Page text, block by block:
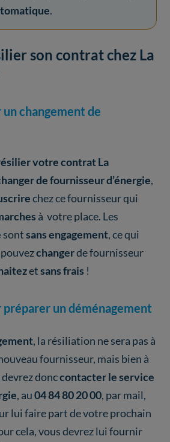
.
son contrat chez La
changement de
votre contrat La
de fournisseur d’énergie,
chez ce fournisseur qui
à votre place. Les
sontsans engagement, ce qui
changerde fournisseur
etsans frais !
préparer un déménagement
, la résiliation ne sera pas à
fournisseur, mais bien à
devrez donccontacter le service
, au04 84 80 20 00, par mail,
lui faire part de votre prochain
cela, vous devrez lui fournir